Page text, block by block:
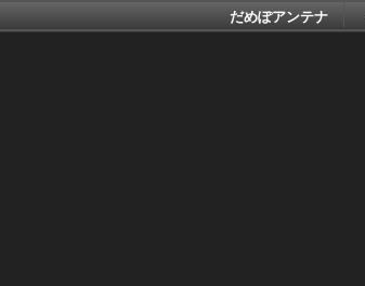
だめぽアンテナ